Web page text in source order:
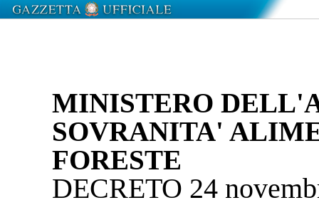
MINISTERO
SOVRANITA'
FORESTE
DECRETO 24